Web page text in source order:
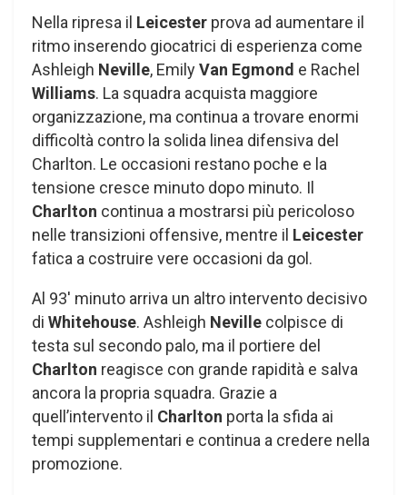
Nella ripresa il Leicester prova ad aumentare il
ritmo inserendo giocatrici di esperienza come
Ashleigh Neville, EmilyVan Egmond e Rachel
Williams. La squadra acquista maggiore
organizzazione, ma continua a trovare enormi
difficoltà contro la solida linea difensiva del
Charlton. Le occasioni restano poche e la
tensione cresce minuto dopo minuto. Il
Charlton continua a mostrarsi più pericoloso
nelle transizioni offensive, mentre il Leicester
fatica a costruire vere occasioni da gol.
Al 93′ minuto arriva un altro intervento decisivo
di Whitehouse. Ashleigh Neville colpisce di
testa sul secondo palo, ma il portiere del
Charlton reagisce con grande rapidità e salva
ancora la propria squadra. Grazie a
quell’intervento il Charlton porta la sfida ai
tempi supplementari e continua a credere nella
promozione.